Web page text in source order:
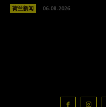
荷兰新闻 06-08-2026